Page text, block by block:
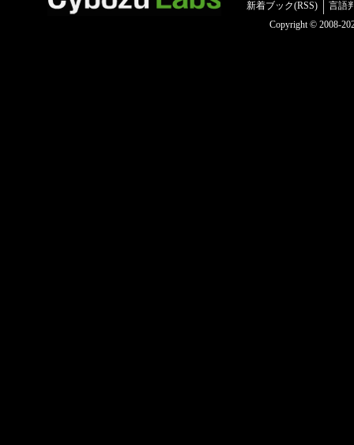
新着ブック(RSS)
言語
Copyright © 2008-